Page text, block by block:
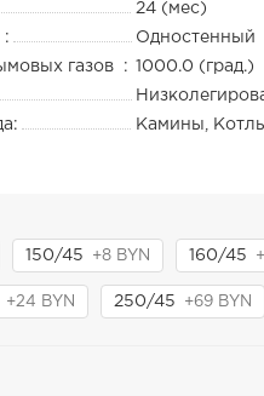
24 (мес)
:
Одностенный
газов : 1000.0 (град.)
Камины,
150/45 +8 BYN 160/45
+24 BYN 250/45 +69 BYN